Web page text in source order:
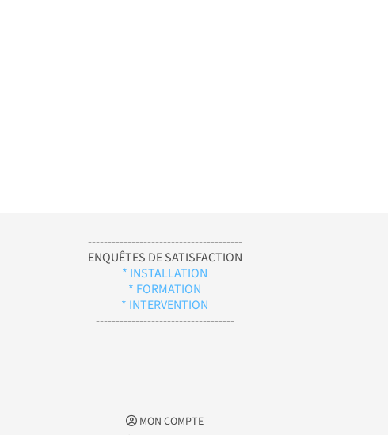
---------------------------------------
ENQUÊTES DE SATISFACTION
* INSTALLATION
* FORMATION
* INTERVENTION
-----------------------------------
MON COMPTE